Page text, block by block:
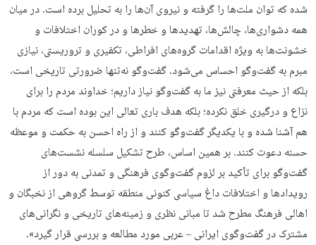
شده که توان ملت‌ها را گرفته و نیروی آن‌ها را به تحلیل برده است. در میان
همه دشواری‌ها، چالش‌ها، تهدیدها و خطرها و در کوران اختلافات و
خشونت‌ها به ویژه اقدامات گروه‌های افراطی، تکفیری و تروریستی، نیازی
مبرم به گفت‌وگو احساس می‌شود. گفت‌وگو نه‌تنها ضرورتی تاریخی است،
بلکه از حیث معرفتی نیز ما به گفت‌وگو نیاز داریم؛ خداوند مردم را برای
نزاع و درگیری خلق نکرده؛ بلکه هدف باری تعالی این بوده است که مردم با
هم آشنا شده و با یکدیگر گفت‌وگو کنند و از راه احسن به حکمت و موعظه
حسنه دعوت کنند. بر همین اساس، طرح تشکیل سلسله نشست‌های
گفت‌وگو برای تأکید بر لزوم گفت‌وگوی فرهنگی و تمدنی به دور از
رویدادها و اختلافات داغ سیاسی کنونی منطقه توسط گروهی از نخبگان و
اهالی فرهنگ مطرح شد تا مبانی نظری و زمینه‌های تاریخی و نگرانی‌های
مشترک در گفت‌وگوی ایرانی – عربی مورد مطالعه و بررسی قرار گیرد».